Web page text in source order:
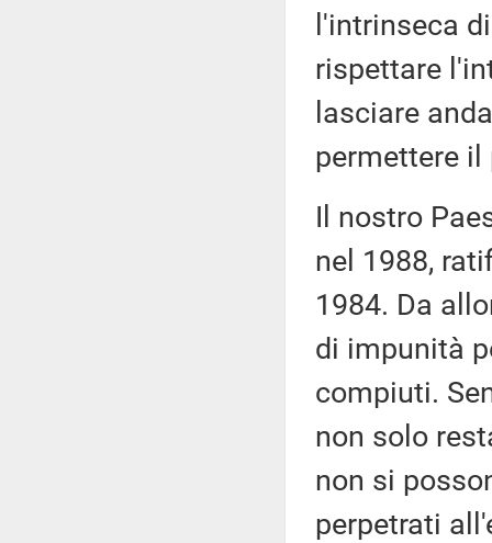
l'intrinseca
rispettare
lasciare
permettere
Il nostro
nel 1988,
1984. Da
di impunità
compiuti.
non solo
non si
perpetrati